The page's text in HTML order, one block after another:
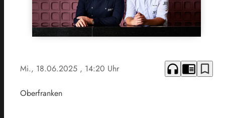
Mi., 18.06.2025 , 14:20 Uhr headphones chrome_reader_mode bookmark_border
Oberfranken